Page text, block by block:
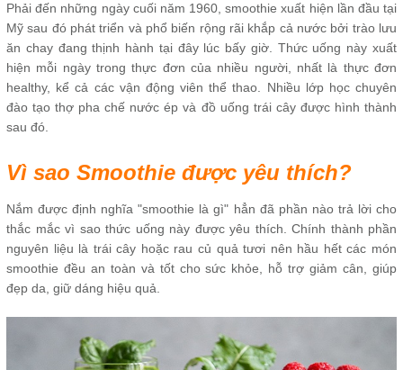
Phải đến những ngày cuối năm 1960, smoothie xuất hiện lần đầu tại
Mỹ sau đó phát triển và phổ biến rộng rãi khắp cả nước bởi trào lưu
ăn chay đang thịnh hành tại đây lúc bấy giờ. Thức uống này xuất
hiện mỗi ngày trong thực đơn của nhiều người, nhất là thực đơn
healthy, kể cả các vận động viên thể thao. Nhiều lớp học chuyên
đào tạo thợ pha chế nước ép và đồ uống trái cây được hình thành
sau đó. ​
Vì sao Smoothie được yêu thích?
Nắm được định nghĩa "smoothie là gì" hẳn đã phần nào trả lời cho
thắc mắc vì sao thức uống này được yêu thích. Chính thành phần
nguyên liệu là trái cây hoặc rau củ quả tươi nên hầu hết các món
smoothie đều an toàn và tốt cho sức khỏe, hỗ trợ giảm cân, giúp
đẹp da, giữ dáng hiệu quả.